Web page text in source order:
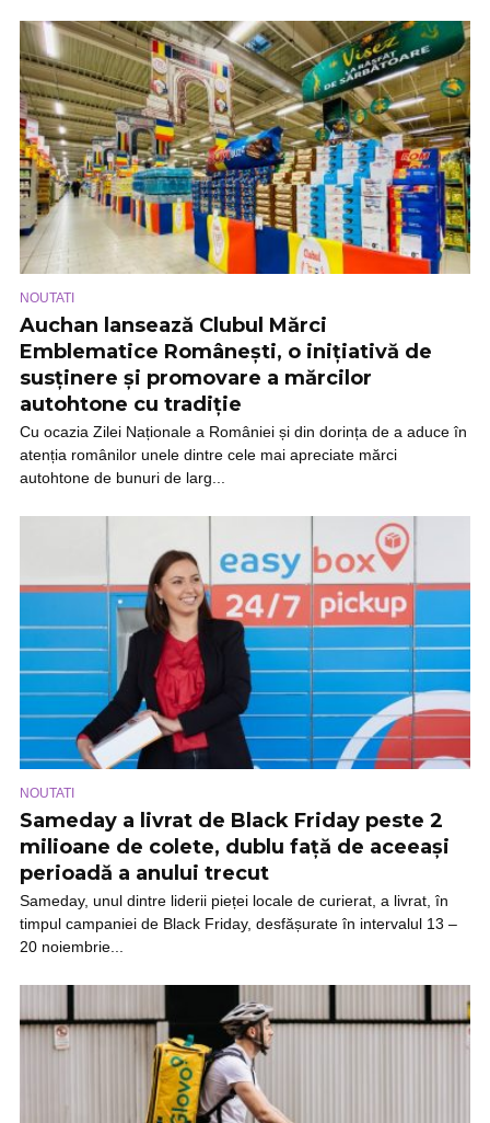
NOUTATI
Auchan lansează Clubul Mărci
Emblematice Românești, o inițiativă de
susținere și promovare a mărcilor
autohtone cu tradiție
Cu ocazia Zilei Naționale a României și din dorința de a aduce în
atenția românilor unele dintre cele mai apreciate mărci
autohtone de bunuri de larg...
NOUTATI
Sameday a livrat de Black Friday peste 2
milioane de colete, dublu față de aceeași
perioadă a anului trecut
Sameday, unul dintre liderii pieței locale de curierat, a livrat, în
timpul campaniei de Black Friday, desfășurate în intervalul 13 –
20 noiembrie...